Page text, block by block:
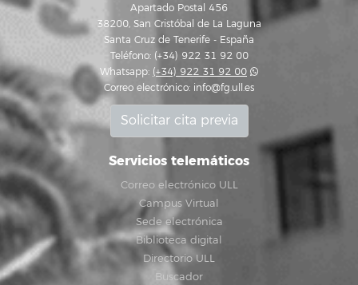
Apartado Postal 456
38200, San Cristóbal de La Laguna
Santa Cruz de Tenerife - España
Teléfono: (+34) 922 31 92 00
Whatsapp: (+34) 922 31 92 00
Correo electrónico: info@fg.ull.es
Solicitar cita previa
Servicios telemáticos
Correo electrónico ULL
Campus Virtual
Sede electrónica
Biblioteca digital
Directorio ULL
Buscador